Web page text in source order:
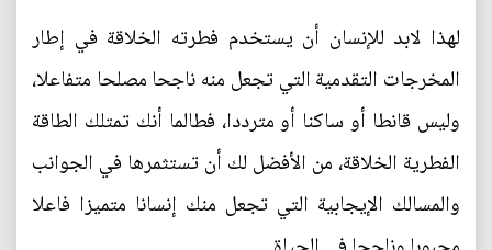
لهذا لابد للإنسان أن يستخدم فطرته الخلاقة في إطار
المخرجات التقدمية التي تجعل منه ناجحا مصلحا متفاعلا،
وليس قانطا أو ساكنا أو مترددا، فطالما أنك تمتلك الطاقة
الفطرية الخلاقة، من الأفضل لك أن تستثمرها في الجوانب
والمسالك الإيجابية التي تجعل منك إنسانا متميزا فاعلا